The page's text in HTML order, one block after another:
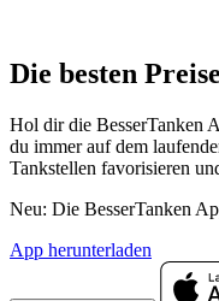
Die besten
Hol dir die BesserTanken
du immer auf dem
Tankstellen favorisieren
Neu: Die BesserTanken
App herunterladen